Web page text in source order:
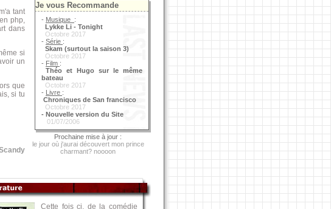
tant
php,
dans
si
un
que
si tu
Je vous Recommande
- Musique :
Lykke Li - Tonight
Octobre 2017
- Série :
Skam (surtout la saison 3)
Octobre 2017
- Film :
Théo et Hugo sur le même
bateau
Octobre 2017
- Livre :
Chroniques de San francisco
Octobre 2017
- Nouvelle version du Site
01/07/2006
Prochaine mise à jour :
le jour où j'aurai découvert mon prince
charmant? noooon
Cette fois ci, de la comédie